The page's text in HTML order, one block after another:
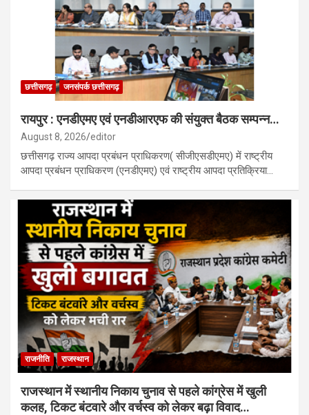
छत्तीसगढ़ जनसंपर्क छत्तीसगढ़
रायपुर : एनडीएमए एवं एनडीआरएफ की संयुक्त बैठक सम्पन्न…
August 8, 2026 editor
छत्तीसगढ़ राज्य आपदा प्रबंधन प्राधिकरण( सीजीएसडीएमए) में राष्ट्रीय
आपदा प्रबंधन प्राधिकरण (एनडीएमए) एवं राष्ट्रीय आपदा प्रतिक्रिया…
राजनीति राजस्थान
राजस्थान में स्थानीय निकाय चुनाव से पहले कांग्रेस में खुली
कलह, टिकट बंटवारे और वर्चस्व को लेकर बढ़ा विवाद…